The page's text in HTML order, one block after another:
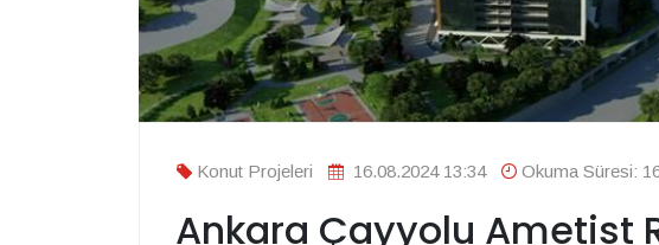
Konut Projeleri 16.08.2024 13:34 Okuma Süresi:
Ankara Çayyolu Ametist